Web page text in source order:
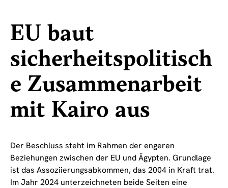
EU baut
sicherheitspolitisch
e Zusammenarbeit
mit Kairo aus
Der Beschluss steht im Rahmen der engeren
Beziehungen zwischen der EU und Ägypten. Grundlage
ist das Assoziierungsabkommen, das 2004 in Kraft trat.
Im Jahr 2024 unterzeichneten beide Seiten eine